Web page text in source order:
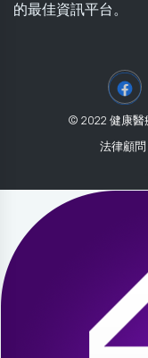
的最佳資訊平台。
© 2022 健康醫
法律顧